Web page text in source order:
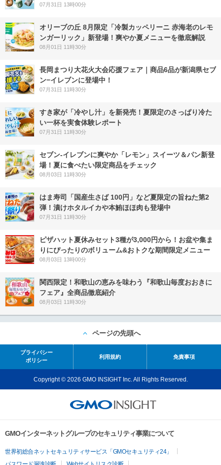
07月31日 13時00分
オリーブの丘 8月限定「冷製カッペリーニ 赤海老のレモ
ンガーリック」新登場！爽やか夏メニューを徹底解説
08月01日 11時30分
長岡まつり大花火大会応援フェア｜商品6品が新潟県セブ
ン−イレブンに登場中！
07月31日 11時30分
すき家が「冷やし汁」を新発売！夏限定のさっぱり冷た
い一杯を実食体験レポート
07月31日 11時30分
セブン‐イレブンに爽やか「レモン」スイーツ＆パン新登
場！夏に食べたい限定商品をチェック
08月03日 11時30分
はま寿司「国産生さば 100円」など夏限定の旨ねた第2
弾！漬けホタルイカや本鮪ほほ肉も登場中
07月31日 11時30分
ピザハット夏休みセット3種が3,000円から！お盆や集ま
りにぴったりのボリューム&おトクな期間限定メニュー
08月03日 13時00分
関西限定！和歌山の恵みを味わう『和歌山毎度おおきに
フェア』全商品徹底紹介
08月03日 11時30分
ページの先頭へ
プライバシー
ポリシー
利用規約 免責事項
Copyright © 2026 GMO INSIGHT Inc. All Rights Reserved.
GMOインターネットグループのセキュリティ事業について
世界初総合ネットセキュリティサービス「GMOセキュリティ24」